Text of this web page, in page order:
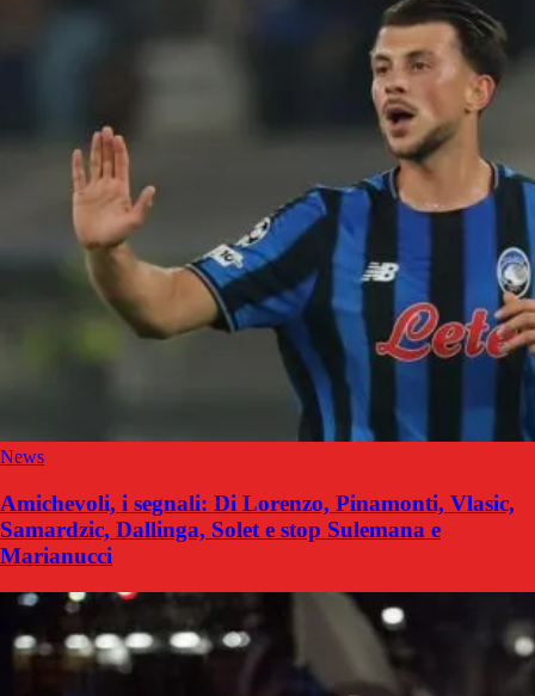
News
Amichevoli, i segnali: Di Lorenzo, Pinamonti, Vlasic,
Samardzic, Dallinga, Solet e stop Sulemana e
Marianucci